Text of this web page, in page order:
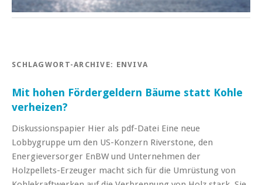
SCHLAGWORT-ARCHIVE: ENVIVA
Mit hohen Fördergeldern Bäume statt Kohle
verheizen?
Diskussionspapier Hier als pdf-Datei Eine neue
Lobbygruppe um den US-Konzern Riverstone, den
Energieversorger EnBW und Unternehmen der
Holzpellets-Erzeuger macht sich für die Umrüstung von